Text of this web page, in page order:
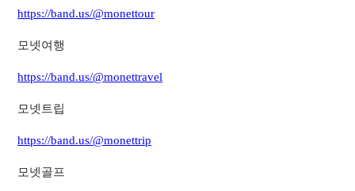
https://band.us/@monettour
모넷여행
https://band.us/@monettravel
모넷트립
https://band.us/@monettrip
모넷골프